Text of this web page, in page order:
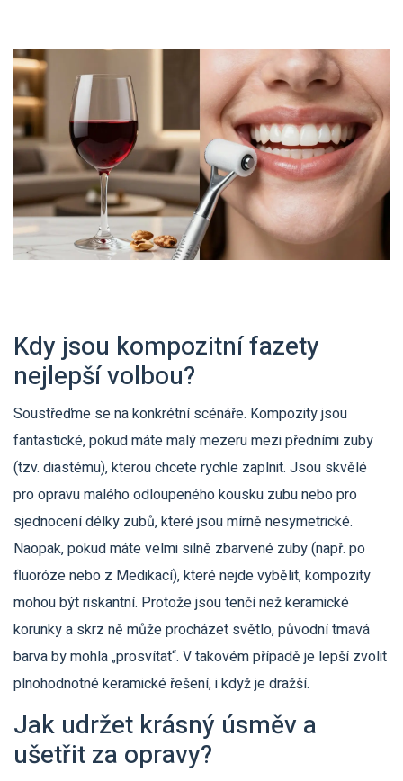
Kdy jsou kompozitní fazety
nejlepší volbou?
Soustřeďme se na konkrétní scénáře. Kompozity jsou
fantastické, pokud máte malý mezeru mezi předními zuby
(tzv. diastému), kterou chcete rychle zaplnit. Jsou skvělé
pro opravu malého odloupeného kousku zubu nebo pro
sjednocení délky zubů, které jsou mírně nesymetrické.
Naopak, pokud máte velmi silně zbarvené zuby (např. po
fluoróze nebo z Medikací), které nejde vybělit, kompozity
mohou být riskantní. Protože jsou tenčí než keramické
korunky a skrz ně může procházet světlo, původní tmavá
barva by mohla „prosvítat“. V takovém případě je lepší zvolit
plnohodnotné keramické řešení, i když je dražší.
Jak udržet krásný úsměv a
ušetřit za opravy?